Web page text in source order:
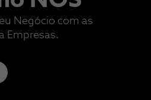
Negócio com as
Empresas.